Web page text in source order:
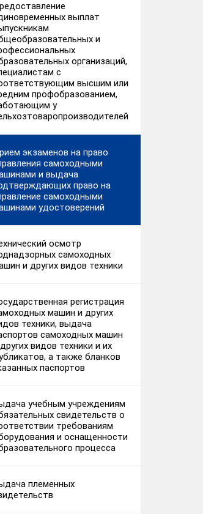
выплат
и
организаций,
с
высшим или
профобразованием,
у
экзаменов на право
самоходными
и выдача
право на
самоходными
удостоверений
осмотр
самоходных
и других видов техники
регистрация
машин и других
техники, выдача
самоходных машин
видов техники и их
а также бланков
паспортов
учебным учреждениям
свидетельств о
требованиям
и оснащенности
процесса
племенных